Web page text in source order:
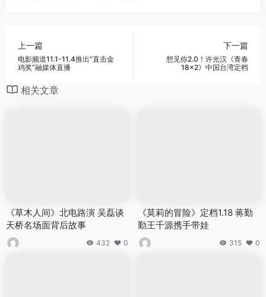
上一篇
电影频道11.1-11.4推出“直击金
鸡奖”融媒体直播
下一篇
想见你2.0！许光汉《青春
18×2》中国台湾定档
相关文章
《草木人间》北电路演 吴磊谈
天桥名场面背后故事
432 0
《莫莉的冒险》定档1.18 蒋勤
勤王千源携手带娃
315 0